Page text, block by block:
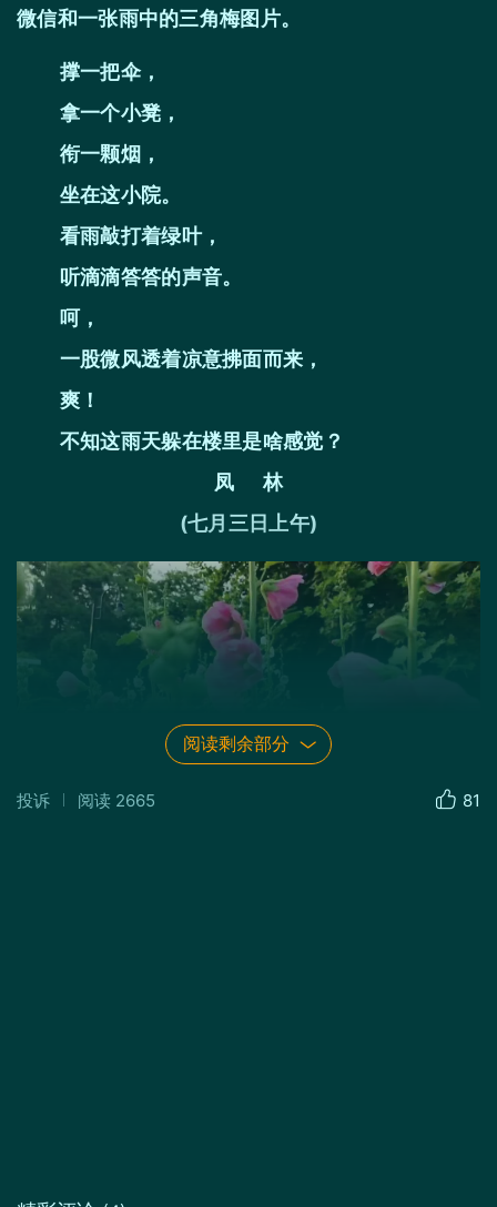
微信和一张雨中的三角梅图片。
撑一把伞，
拿一个小凳，
衔一颗烟，
坐在这小院。
看雨敲打着绿叶，
听滴滴答答的声音。
呵，
一股微风透着凉意拂面而来，
爽！
不知这雨天躲在楼里是啥感觉？
凤 林
(七月三日上午)
阅读剩余部分
投诉 阅读 2665 81